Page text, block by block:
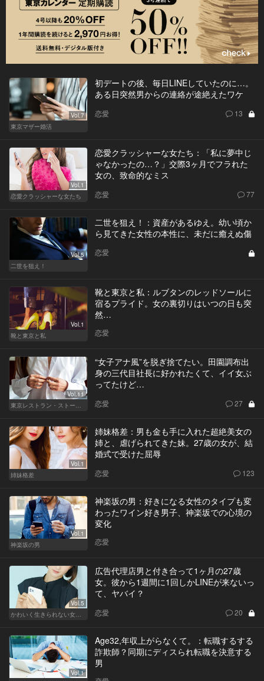
Vol.7
東京マザー婚活
初デートの後、毎日LINEしていたのに…。
ある日突然男からの連絡が途絶えたワケ
恋愛 13
Vol.1
恋愛クラッシャーな女たち
恋愛クラッシャーな女たち：「私に夢中じ
ゃなかったの…？」交際3ヶ月でフラれた
女の、致命的なミス
恋愛 77
Vol.5
二世を狙え！
二世を狙え！：資産があるゆえ。幼い頃か
ら見てきた女性の本性に、未だに癒えぬ傷
恋愛
Vol.1
靴と東京と私
靴と東京と私：ルブタンのレッドソールに
宿るプライド。女の裏切りはいつの日も突
然…
恋愛
Vol.11
東京レストラン・ストーリー
“女子アナ風”を脱ぎ捨てたい。田園調布出
身の三代目社長に好かれたくて、イイ女ぶ
ってたけど…
恋愛 27
Vol.1
姉妹格差
姉妹格差：男も金も手に入れた超絶美女の
姉と、虐げられてきた妹。27歳の女が、結
婚式で受けた屈辱
恋愛 123
Vol.1
神楽坂の男
神楽坂の男：好きになる女性のタイプも変
わったワイン好き男子、神楽坂での心境の
変化
恋愛
Vol.5
広告代理店男と付き合って1ヶ月の27歳
女。彼から1週間に1回しかLINEが来ないっ
て、ヤバイ？
恋愛 20
Vol.1
Age32,年収上がらなくて。：転職するする
詐欺師？同期にディスられ転職を決意する
男